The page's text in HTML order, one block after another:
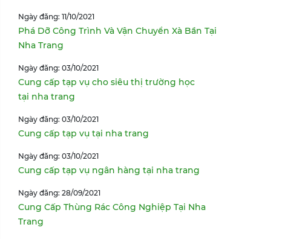
Ngày đăng: 11/10/2021
Phá Dỡ Công Trình Và Vận Chuyển Xà Bần Tại
Nha Trang
Ngày đăng: 03/10/2021
Cung cấp tạp vụ cho siêu thị trường học
tại nha trang
Ngày đăng: 03/10/2021
Cung cấp tạp vụ tại nha trang
Ngày đăng: 03/10/2021
Cung cấp tạp vụ ngân hàng tại nha trang
Ngày đăng: 28/09/2021
Cung Cấp Thùng Rác Công Nghiệp Tại Nha
Trang